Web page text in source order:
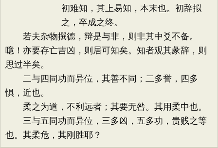
初难知，其上易知，本末也。初辞拟
之，卒成之终。
若夫杂物撰德，辩是与非，则非其中爻不备。
噫！亦要存亡吉凶，则居可知矣。知者观其彖辞，则
思过半矣。
二与四同功而异位，其善不同；二多誉，四多
惧，近也。
柔之为道，不利远者；其要无咎。其用柔中也。
三与五同功而异位，三多凶，五多功，贵贱之等
也。其柔危，其刚胜耶？